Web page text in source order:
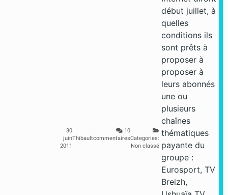
30
juin
2011
Thibault
10
commentairesCategories:
Non classé
début juillet, à
quelles
conditions ils
sont prêts à
proposer à
proposer à
leurs abonnés
une ou
plusieurs
chaînes
thématiques
payante du
groupe :
Eurosport, TV
Breizh,